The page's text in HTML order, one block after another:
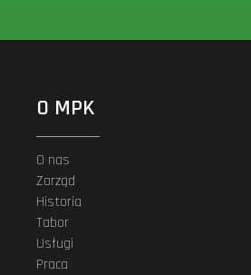
O MPK
O nas
Zarząd
Historia
Tabor
Usługi
Praca